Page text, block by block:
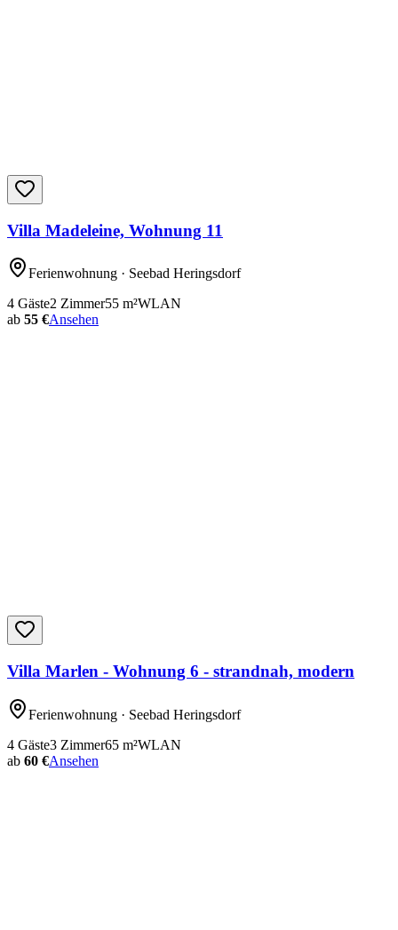
Villa Madeleine, Wohnung 11
Ferienwohnung · Seebad Heringsdorf
4 Gäste2 Zimmer55 m²WLAN
ab 55 €Ansehen
Villa Marlen - Wohnung 6 - strandnah, modern
Ferienwohnung · Seebad Heringsdorf
4 Gäste3 Zimmer65 m²WLAN
ab 60 €Ansehen